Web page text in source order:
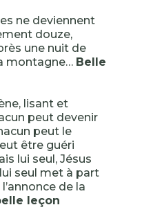
ne deviennent
douze,
une nuit de
montagne… Belle
lisant et
peut devenir
peut le
être guéri
lui seul, Jésus
seul met à part
de la
leçon